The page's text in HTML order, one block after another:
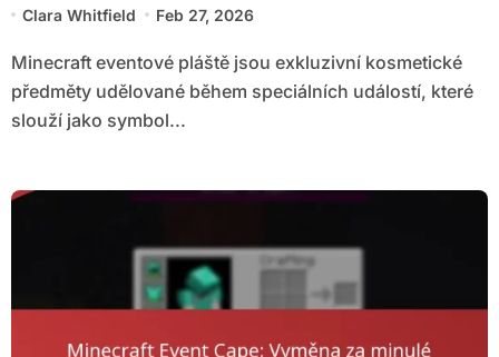
Clara Whitfield Feb 27, 2026
Minecraft eventové pláště jsou exkluzivní kosmetické
předměty udělované během speciálních událostí, které
slouží jako symbol...